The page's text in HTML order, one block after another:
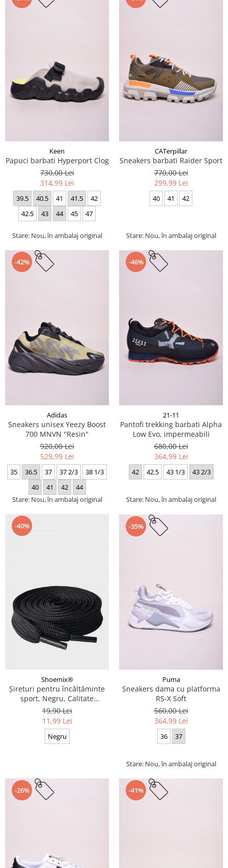
Keen
Papuci barbati Hyperport Clog
730,00 Lei
314,99 Lei
39.5 40.5 41 41.5
42
42.5
43 44 45 47
Stare: Nou, în ambalaj original
CATerpillar
Sneakers barbati Raider Sport
770,00 Lei
299,99 Lei
40 41 42
Stare: Nou, în ambalaj original
-42%
Adidas
Sneakers unisex Yeezy Boost
700 MNVN "Resin"
920,00 Lei
529,99 Lei
35 36.5 37 37 2/3
38 1/3
40
41 42
44
Stare: Nou, în ambalaj original
-46%
21-11
Pantofi trekking barbati Alpha
Low Evo, impermeabili
680,00 Lei
364,99 Lei
42 42.5 43 1/3 43 2/3
Stare: Nou, în ambalaj original
-40%
Shoemix®
Șireturi pentru încălțăminte
sport, Negru, Calitate
premium, 110 cm x 0.8 cm
19,90 Lei
11,99 Lei
Negru
-35%
Puma
Sneakers dama cu platforma
RS-X Soft
560,00 Lei
364,99 Lei
36 37
Stare: Nou, în ambalaj original
-26% -41%